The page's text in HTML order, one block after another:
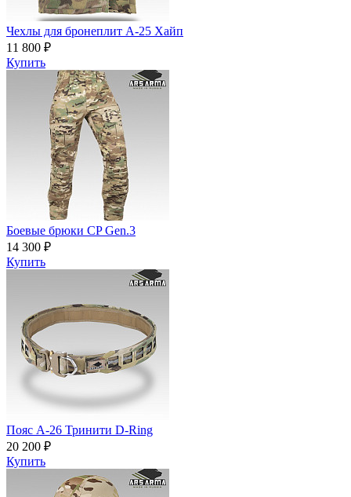
Чехлы для бронеплит А-25 Хайп
11 800 ₽
Купить
Боевые брюки CP Gen.3
14 300 ₽
Купить
Пояс A-26 Тринити D-Ring
20 200 ₽
Купить